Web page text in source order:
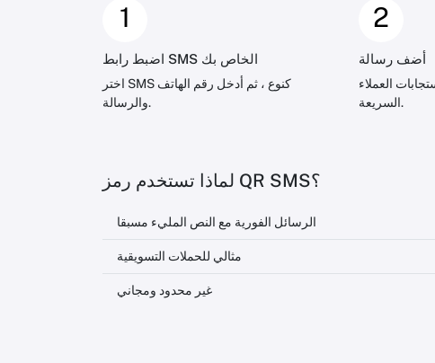
1
اضبط رابط SMS الخاص بك
اختر SMS كنوع ، ثم أدخل رقم الهاتف
والرسالة.
2
أضف رسالة
العملاء
السريعة.
لماذا تستخدم رمز QR SMS؟
الرسائل الفورية مع النص المليء مسبقا
مثالي للحملات التسويقية
غير محدود ومجاني